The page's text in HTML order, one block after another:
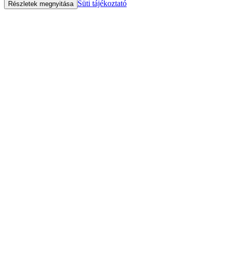
Részletek megnyitása Süti tájékoztató